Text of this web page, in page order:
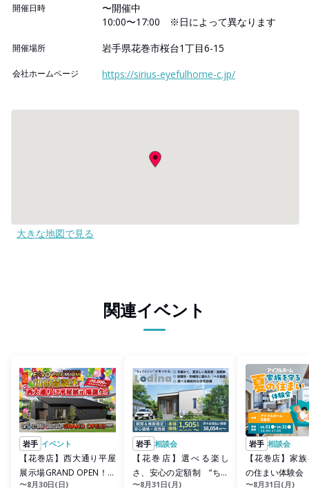
開催日時
〜開催中
10:00〜17:00 ※日によって異なります
開催場所 岩手県花巻市桜台1丁目6-15
会社ホームページ https://sirius-eyefulhome-c.jp/
大きな地図で見る
関連イベント
岩手 イベント
【花巻店】西大通り平屋
展示場GRAND OPEN！！
〜8月30日(日)
岩手 相談会
【花巻店】選べる楽し
さ、安心の定額制 “ちょ
〜8月31日(月)
岩手 相談会
【花巻店】家
の住まい体験会
〜8月31日(月)